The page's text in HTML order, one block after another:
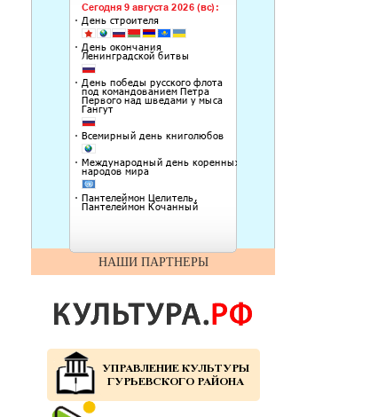
НАШИ ПАРТНЕРЫ